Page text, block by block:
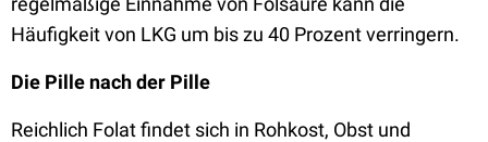
Häufigkeit von LKG um bis zu 40 Prozent verringern.
Die Pille nach der Pille
Reichlich Folat findet sich in Rohkost, Obst und